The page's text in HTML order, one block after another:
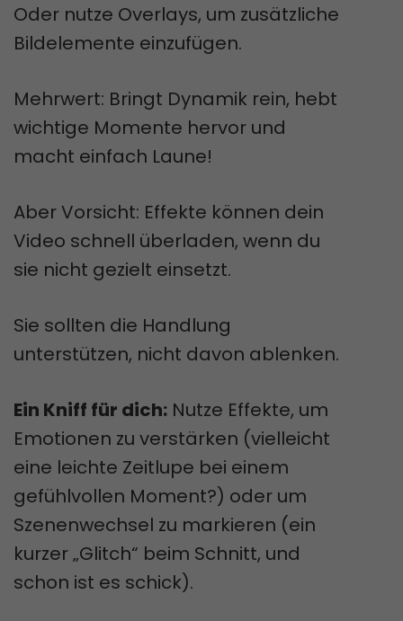
Oder nutze Overlays, um zusätzliche
Bildelemente einzufügen.
Mehrwert: Bringt Dynamik rein, hebt
wichtige Momente hervor und
macht einfach Laune!
Aber Vorsicht: Effekte können dein
Video schnell überladen, wenn du
sie nicht gezielt einsetzt.
Sie sollten die Handlung
unterstützen, nicht davon ablenken.
Ein Kniff für dich: Nutze Effekte, um
Emotionen zu verstärken (vielleicht
eine leichte Zeitlupe bei einem
gefühlvollen Moment?) oder um
Szenenwechsel zu markieren (ein
kurzer „Glitch“ beim Schnitt, und
schon ist es schick).